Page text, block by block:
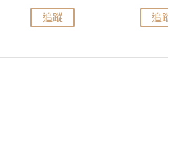
追蹤 追蹤